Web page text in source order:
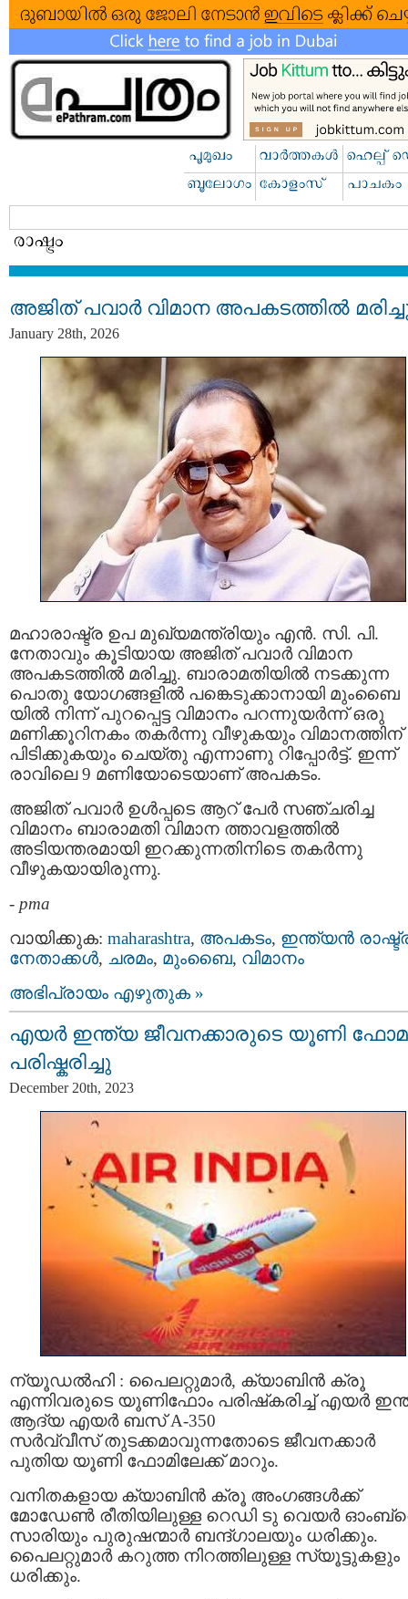
അജിത് പവാർ വിമാന അപകടത്തിൽ
January 28th, 2026
മഹാരാഷ്ട്ര ഉപ മുഖ്യമന്ത്രിയും എൻ. സി. പി.
നേതാവും കൂടിയായ അജിത് പവാർ വിമാന
അപകടത്തിൽ മരിച്ചു. ബാരാമതിയിൽ നടക്കുന്ന
പൊതു യോഗങ്ങളിൽ പങ്കെടുക്കാനായി മുംബൈ
യിൽ നിന്ന് പുറപ്പെട്ട വിമാനം പറന്നുയർന്ന് ഒരു
മണിക്കൂറിനകം തകർന്നു വീഴുകയും വിമാനത്തിന്
പിടിക്കുകയും ചെയ്തു എന്നാണു റിപ്പോർട്ട്. ഇന്ന്
രാവിലെ 9 മണിയോടെയാണ് അപകടം.
അജിത് പവാർ ഉൾപ്പടെ ആറ് പേർ സഞ്ചരിച്ച
വിമാനം ബാരാമതി വിമാന ത്താവളത്തിൽ
അടിയന്തരമായി ഇറക്കുന്നതിനിടെ തകർന്നു
വീഴുകയായിരുന്നു.
- pma
വായിക്കുക: maharashtra, അപകടം, ഇന്ത്യന്‍
നേതാക്കള്‍, ചരമം, മുംബൈ, വിമാനം
അഭിപ്രായം എഴുതുക »
എയർ ഇന്ത്യ ജീവനക്കാരുടെ യൂണി
പരിഷ്കരിച്ചു
December 20th, 2023
ന്യൂഡല്‍ഹി : പൈലറ്റുമാർ, ക്യാബിന്‍ ക്രൂ
എന്നിവരുടെ യൂണിഫോം പരിഷ്‌കരിച്ച് എയര്‍
ആദ്യ എയര്‍ ബസ് A-350
സര്‍വ്വീസ് തുടക്കമാവുന്നതോടെ ജീവനക്കാര്‍
പുതിയ യൂണി ഫോമിലേക്ക് മാറും.
വനിതകളായ ക്യാബിന്‍ ക്രൂ അംഗങ്ങൾക്ക്
മോഡേണ്‍ രീതിയിലുള്ള റെഡി ടു വെയര്‍
സാരിയും പുരുഷന്മാര്‍ ബന്ദ്ഗാലയും ധരിക്കും.
പൈലറ്റുമാര്‍ കറുത്ത നിറത്തിലുള്ള സ്യൂട്ടുകളും
ധരിക്കും.